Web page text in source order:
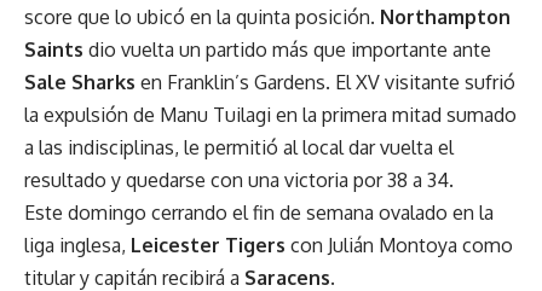
score que lo ubicó en la quinta posición. Northampton
Saints dio vuelta un partido más que importante ante
Sale Sharks en Franklin’s Gardens. El XV visitante sufrió
la expulsión de Manu Tuilagi en la primera mitad sumado
a las indisciplinas, le permitió al local dar vuelta el
resultado y quedarse con una victoria por 38 a 34.
Este domingo cerrando el fin de semana ovalado en la
liga inglesa, Leicester Tigers con Julián Montoya como
titular y capitán recibirá a Saracens.